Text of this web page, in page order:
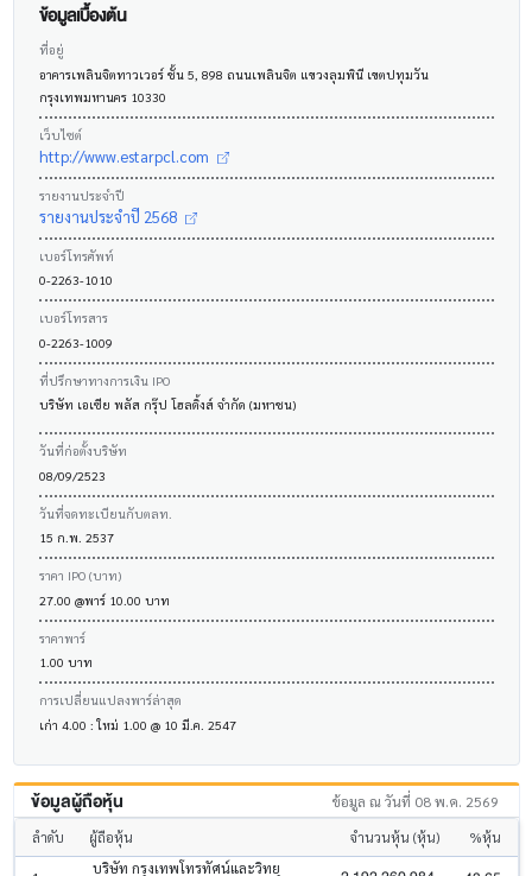
ข้อมูลเบื้องต้น
ที่อยู่
อาคารเพลินจิตทาวเวอร์ ชั้น 5, 898 ถนนเพลินจิต แขวงลุมพินี เขตปทุมวัน
กรุงเทพมหานคร 10330
เว็บไซต์
http://www.estarpcl.com
รายงานประจำปี
รายงานประจำปี 2568
เบอร์โทรศัพท์
0-2263-1010
เบอร์โทรสาร
0-2263-1009
ที่ปรึกษาทางการเงิน IPO
บริษัท เอเซีย พลัส กรุ๊ป โฮลดิ้งส์ จำกัด (มหาชน)
วันที่ก่อตั้งบริษัท
08/09/2523
วันที่จดทะเบียนกับตลท.
15 ก.พ. 2537
ราคา IPO (บาท)
27.00 @พาร์ 10.00 บาท
ราคาพาร์
1.00 บาท
การเปลี่ยนแปลงพาร์ล่าสุด
เก่า 4.00 : ใหม่ 1.00 @ 10 มี.ค. 2547
ข้อมูลผู้ถือหุ้น ข้อมูล ณ วันที่ 08 พ.ค. 2569
ลำดับ ผู้ถือหุ้น จำนวนหุ้น (หุ้น) %หุ้น
บริษัท กรุงเทพโทรทัศน์และวิทยุ